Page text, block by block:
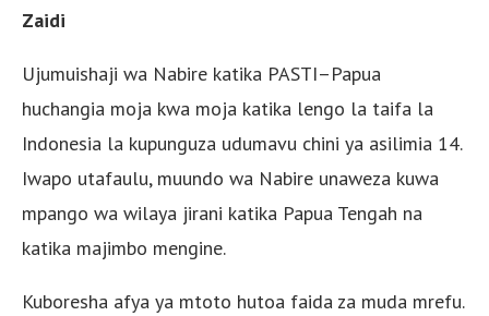
Zaidi
Ujumuishaji wa Nabire katika PASTI–Papua
huchangia moja kwa moja katika lengo la taifa la
Indonesia la kupunguza udumavu chini ya asilimia 14.
Iwapo utafaulu, muundo wa Nabire unaweza kuwa
mpango wa wilaya jirani katika Papua Tengah na
katika majimbo mengine.
Kuboresha afya ya mtoto hutoa faida za muda mrefu.